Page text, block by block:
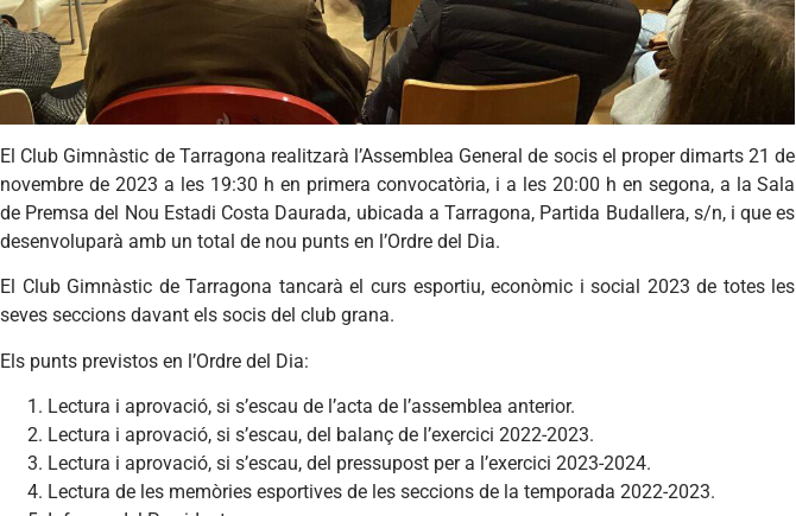
El Club Gimnàstic de Tarragona realitzarà l’Assemblea General de socis el proper dimarts 21 de
novembre de 2023 a les 19:30 h en primera convocatòria, i a les 20:00 h en segona, a la Sala
de Premsa del Nou Estadi Costa Daurada, ubicada a Tarragona, Partida Budallera, s/n, i que es
desenvoluparà amb un total de nou punts en l’Ordre del Dia.
El Club Gimnàstic de Tarragona tancarà el curs esportiu, econòmic i social 2023 de totes les
seves seccions davant els socis del club grana.
Els punts previstos en l’Ordre del Dia:
Lectura i aprovació, si s’escau de l’acta de l’assemblea anterior.
Lectura i aprovació, si s’escau, del balanç de l’exercici 2022-2023.
Lectura i aprovació, si s’escau, del pressupost per a l’exercici 2023-2024.
Lectura de les memòries esportives de les seccions de la temporada 2022-2023.